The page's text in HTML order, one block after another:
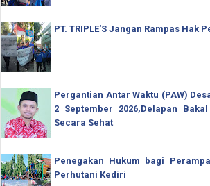
PT. TRIPLE'S Jangan Rampas Hak
Pergantian Antar Waktu (PAW)
2 September 2026,Delapan
Secara Sehat
Penegakan Hukum bagi
Perhutani Kediri